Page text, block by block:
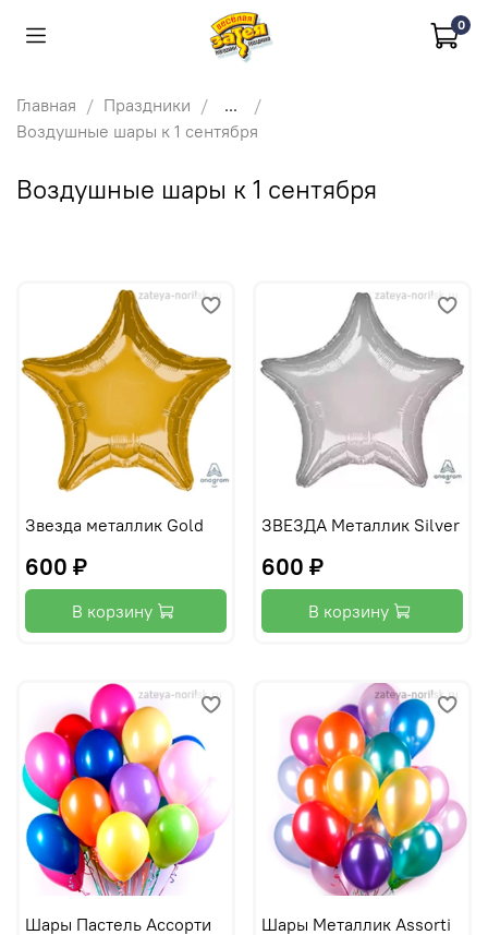
0
Главная Праздники
...
Воздушные шары к 1 сентября
Воздушные шары к 1 сентября
Звезда металлик Gold
600 ₽
В корзину
ЗВЕЗДА Металлик Silver
600 ₽
В корзину
Шары Пастель Ассорти Шары Металлик Assorti